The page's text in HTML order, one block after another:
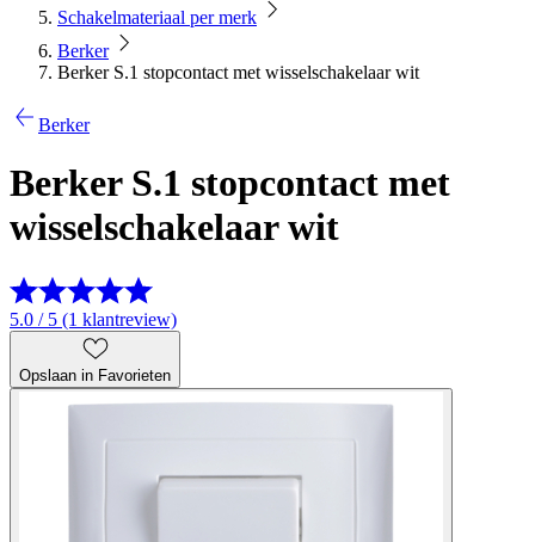
Schakelmateriaal per merk
Berker
Berker S.1 stopcontact met wisselschakelaar wit
Berker
Berker S.1 stopcontact met
wisselschakelaar wit
5.0 / 5 (1 klantreview)
Opslaan in Favorieten